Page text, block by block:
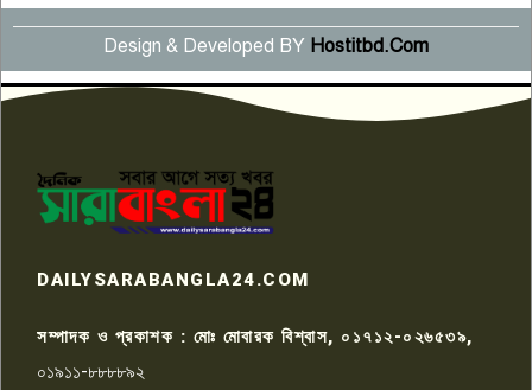
৬
সংবাদ সম্মেলনে অভিযোগ অস্বীকার
উদ্দেশ্য প্রণোদিত সংবাদ প্রকাশের
প্রতিবাদ নাজির হাসানের
৭
কেটে ঘরে ঢুকে স্কুল শিক্ষিকাকে হত্যা
টয়লেটের ট্যাংকি থেকে লাশ উদ্ধার
রাজশাহীতে সন্ত্রাসী হামলায় গুরুতর
Design & Developed BY Hostitbd.Com
DAILYSARABANGLA24.COM
সম্পাদক ও প্রকাশক : মোঃ মোবারক বিশ্বাস, ০১৭১২-০২৬৫৩৯,
০১৯১১-৮৮৮৮৯২